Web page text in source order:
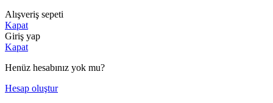
Alışveriş sepeti
Kapat
Giriş yap
Kapat
Henüz hesabınız yok mu?
Hesap oluştur